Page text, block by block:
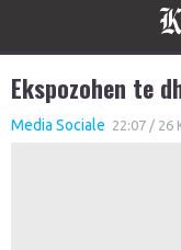
Ekspozohen te
Media Sociale 22:07 / 26